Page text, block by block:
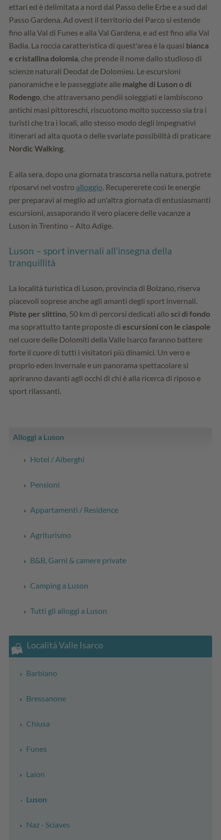
ettari ed è delimitata a nord dal Passo delle Erbe e a sud dal
Passo Gardena. Ad ovest il territorio del Parco si estende
fino alla Val di Funes e alla Val Gardena, e ad est fino alla Val
Badia. La roccia caratteristica di quest'area è la quasi bianca
e cristallina dolomia , che prende il nome dallo studioso di
scienze naturali Deodat de Dolomieu. Le escursioni
panoramiche e le passeggiate alle malghe di Luson o di
Rodengo , che attraversano pendii soleggiati e lambiscono
antichi masi pittoreschi, riscuotono molto successo sia tra i
turisti che tra i locali, allo stesso modo degli impegnativi
itinerari ad alta quota o delle svariate possibilità di praticare
Nordic Walking
E alla sera, dopo una giornata trascorsa nella natura, potrete
riposarvi nel vostro alloggio . Recupererete così le energie
per preparavi al meglio ad un'altra giornata di entusiasmanti
escursioni, assaporando il vero piacere delle vacanze a
Luson in Trentino – Alto Adige.
Luson – sport invernali all’insegna della
tranquillità
La località turistica di Luson, provincia di Bolzano, riserva
piacevoli soprese anche agli amanti degli sport invernali.
Piste per slittino , 50 km di percorsi dedicati allo sci di fondo
ma soprattutto tante proposte di escursioni con le ciaspole
nel cuore delle Dolomiti della Valle Isarco faranno battere
forte il cuore di tutti i visitatori più dinamici. Un vero e
proprio eden invernale e un panorama spettacolare si
apriranno davanti agli occhi di chi è alla ricerca di riposo e
sport rilassanti.
Alloggi a Luson
Hotel / Alberghi
Pensioni
Appartamenti / Residence
Agriturismo
B&B, Garni & camere private
Camping a Luson
Tutti gli alloggi a Luson
Località Valle Isarco
Barbiano
Bressanone
Chiusa
Funes
Laion
Luson
Naz - Sciaves